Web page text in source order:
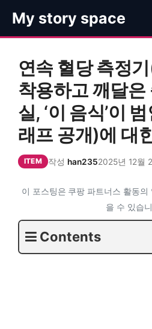
츠
My story space
연속 혈당 측정
착용하고 깨달은
실, ‘이 음식’이
래프 공개)에 대
ITEM 작성 han2352025년 12월
이 포스팅은 쿠팡 파트너스 활동
을 수 있습
Contents